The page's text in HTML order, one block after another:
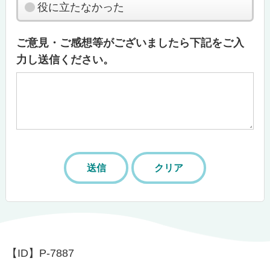
役に立たなかった
ご意見・ご感想等がございましたら下記をご入
力し送信ください。
【ID】 P-7887